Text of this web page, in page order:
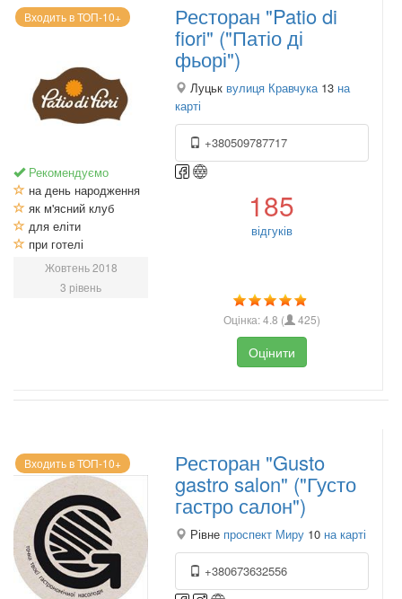
Входить в ТОП-10+
Рекомендуємо
на день народження
як м'ясний клуб
для еліти
при готелі
Жовтень 2018
3 рівень
Ресторан "Patio di
fiori" ("Патіо ді
фьорі")
Луцьк вулиця Кравчука 13 на
карті
+380509787717
185
відгуків
Оцінка:4.8 ( 425)
Оцінити
Входить в ТОП-10+ Ресторан "Gusto
gastro salon" ("Густо
гастро салон")
Рівне проспект Миру 10 на карті
+380673632556